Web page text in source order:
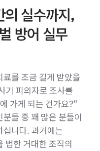
의 실수까지,
방어 실무
를 조금 길게 받았을
기 피의자로 조사를
가게 되는 건가요?"
들 중 꽤 많은 분들이
십니다. 과거에는
법한 거대한 조직의